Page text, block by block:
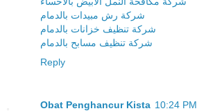
شركة رش مبيدات بالدمام
شركة تنظيف خزانات بالدمام
شركة تنظيف مسابح بالدمام
Reply
Obat Penghancur Kista 10:24 PM